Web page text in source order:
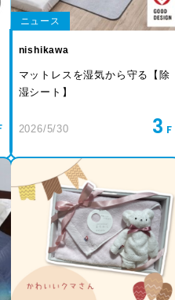
ニュース
nishikawa
マットレスを湿気から守る【除
湿シート】
2026/5/30 3